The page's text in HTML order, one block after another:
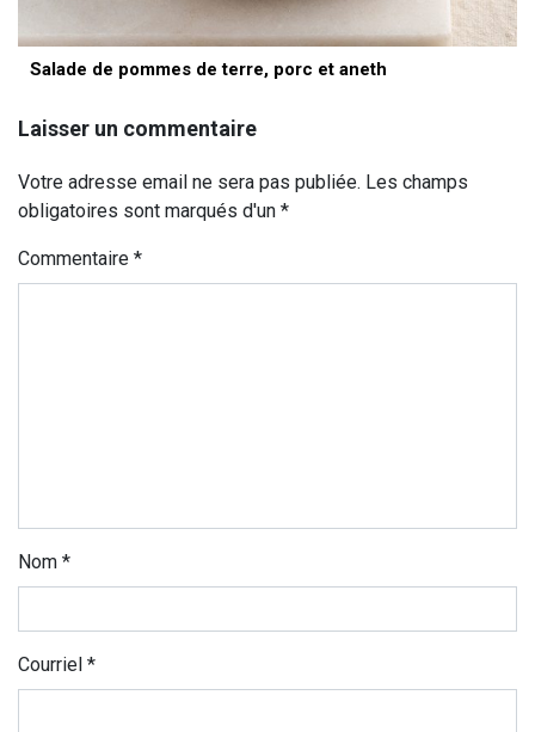
Salade de pommes de terre, porc et aneth
Laisser un commentaire
Votre adresse email ne sera pas publiée. Les champs
obligatoires sont marqués d'un *
Commentaire *
Nom *
Courriel *